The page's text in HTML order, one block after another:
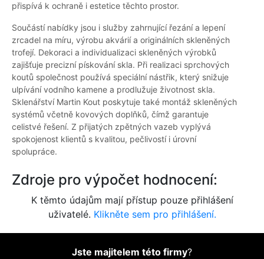
přispívá k ochraně i estetice těchto prostor.
Součástí nabídky jsou i služby zahrnující řezání a lepení
zrcadel na míru, výrobu akvárií a originálních skleněných
trofejí. Dekoraci a individualizaci skleněných výrobků
zajišťuje precizní pískování skla. Při realizaci sprchových
koutů společnost používá speciální nástřik, který snižuje
ulpívání vodního kamene a prodlužuje životnost skla.
Sklenářství Martin Kout poskytuje také montáž skleněných
systémů včetně kovových doplňků, čímž garantuje
celistvé řešení. Z přijatých zpětných vazeb vyplývá
spokojenost klientů s kvalitou, pečlivostí i úrovní
spolupráce.
Zdroje pro výpočet hodnocení:
K těmto údajům mají přístup pouze přihlášení
uživatelé. Klikněte sem pro přihlášení.
Jste majitelem této firmy?